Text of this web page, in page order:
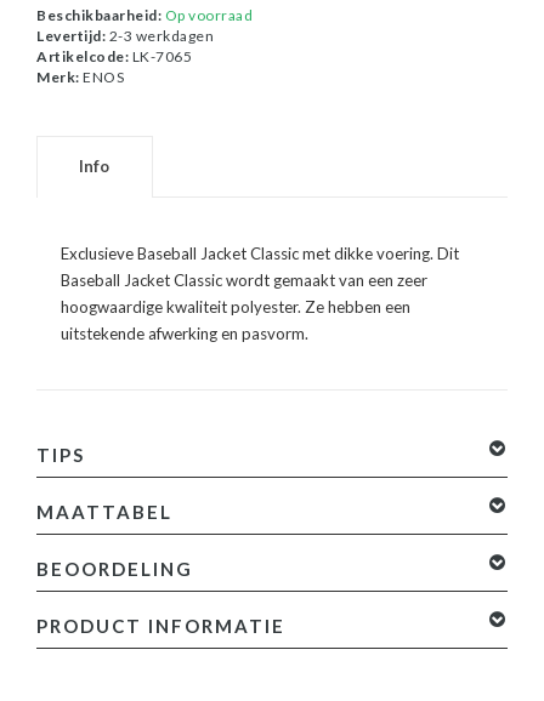
Beschikbaarheid: Op voorraad
Levertijd: 2-3 werkdagen
Artikelcode: LK-7065
Merk: ENOS
Info
Exclusieve Baseball Jacket Classic met dikke voering. Dit
Baseball Jacket Classic wordt gemaakt van een zeer
hoogwaardige kwaliteit polyester. Ze hebben een
uitstekende afwerking en pasvorm.
TIPS
MAATTABEL
BEOORDELING
toevoegen
PRODUCT INFORMATIE